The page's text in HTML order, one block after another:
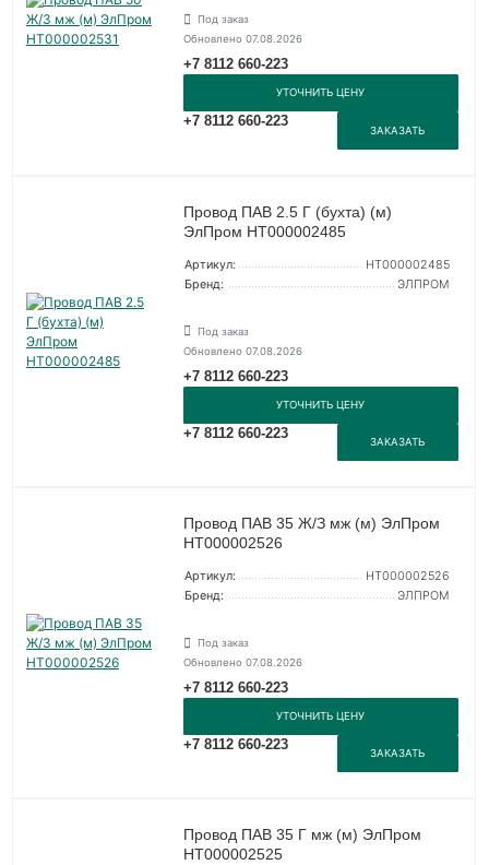
Под заказ
Обновлено 07.08.2026
+7 8112 660-223
УТОЧНИТЬ ЦЕНУ
+7 8112 660-223
ЗАКАЗАТЬ
Провод ПАВ 2.5 Г (бухта) (м)
ЭлПром НТ000002485
Артикул:
НТ000002485
Бренд:
ЭЛПРОМ
Под заказ
Обновлено 07.08.2026
+7 8112 660-223
УТОЧНИТЬ ЦЕНУ
+7 8112 660-223
ЗАКАЗАТЬ
Провод ПАВ 35 Ж/З мж (м) ЭлПром
НТ000002526
Артикул:
НТ000002526
Бренд:
ЭЛПРОМ
Под заказ
Обновлено 07.08.2026
+7 8112 660-223
УТОЧНИТЬ ЦЕНУ
+7 8112 660-223
ЗАКАЗАТЬ
Провод ПАВ 35 Г мж (м) ЭлПром
НТ000002525